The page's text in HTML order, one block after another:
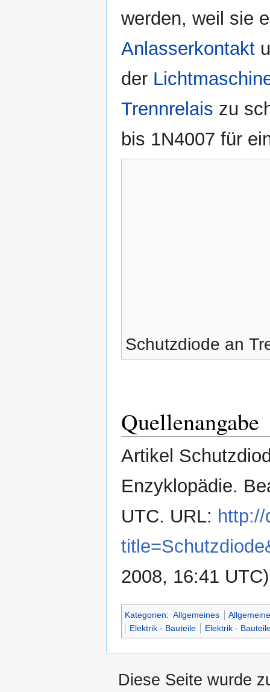
werden, weil sie
Anlasserkontakt
der
Trennrelais zu
bis 1N4007 für
Schutzdiode an
Quellenangabe
Artikel
Enzyklopädie.
UTC. URL:
2008, 16:41 UTC)
Kategorien: Allgemeines
Elektrik - Bauteile
Elektrik -
Diese Seite wurde